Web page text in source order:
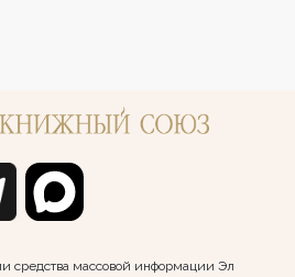
средства массовой информации Эл